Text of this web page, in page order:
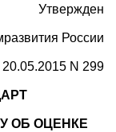
Утвержден
России
20.05.2015 N 299
ОБ ОЦЕНКЕ